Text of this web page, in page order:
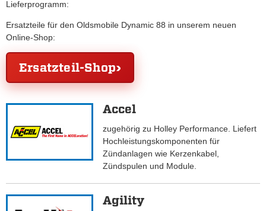
Lieferprogramm:
Ersatzteile für den Oldsmobile Dynamic 88 in unserem neuen
Online-Shop:
Ersatzteil-Shop
Accel
zugehörig zu Holley Performance. Liefert
Hochleistungskomponenten für
Zündanlagen wie Kerzenkabel,
Zündspulen und Module.
Agility